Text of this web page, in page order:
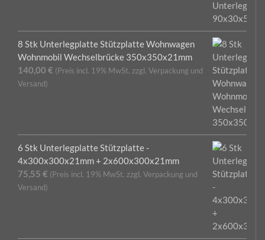
8 Stk Unterlegplatte Stützplatte Wohnwagen
Wohnmobil Wechselbrücke 350x350x21mm
140,00 € (Preis incl. 19% MwSt. zzgl. Verpackung und
Versand)
6 Stk Unterlegplatte Stützplatte -
4x300x300x21mm + 2x600x300x21mm
75,55 € (Preis incl. 19% MwSt. zzgl. Verpackung und
Versand)